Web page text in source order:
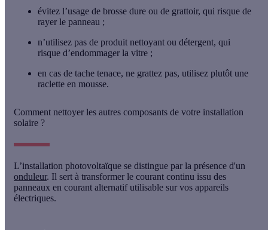
évitez l’usage de brosse dure ou de grattoir, qui risque de
rayer le panneau ;
n’utilisez pas de produit nettoyant ou détergent, qui
risque d’endommager la vitre ;
en cas de tache tenace, ne grattez pas, utilisez plutôt une
raclette en mousse.
Comment nettoyer les autres composants de votre installation
solaire ?
L’installation photovoltaïque se distingue par la présence d'un
onduleur. Il sert à transformer le courant continu issu des
panneaux en courant alternatif utilisable sur vos appareils
électriques.